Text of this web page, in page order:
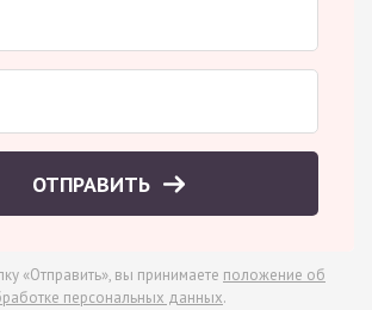
ОТПРАВИТЬ
«Отправить», вы принимаете положение об
персональных данных.